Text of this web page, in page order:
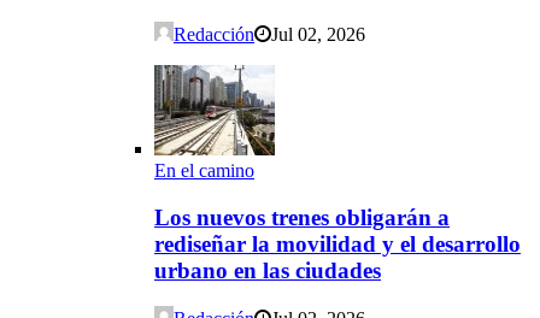
Redacción Jul 02, 2026
En el camino
Los nuevos trenes obligarán a
rediseñar la movilidad y el desarrollo
urbano en las ciudades